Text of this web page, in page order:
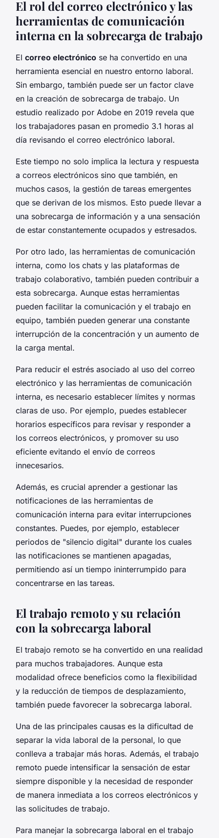
El rol del correo electrónico y las
herramientas de comunicación
interna en la sobrecarga de trabajo
El correo electrónico se ha convertido en una
herramienta esencial en nuestro entorno laboral.
Sin embargo, también puede ser un factor clave
en la creación de sobrecarga de trabajo. Un
estudio realizado por Adobe en 2019 revela que
los trabajadores pasan en promedio 3.1 horas al
día revisando el correo electrónico laboral.
Este tiempo no solo implica la lectura y respuesta
a correos electrónicos sino que también, en
muchos casos, la gestión de tareas emergentes
que se derivan de los mismos. Esto puede llevar a
una sobrecarga de información y a una sensación
de estar constantemente ocupados y estresados.
Por otro lado, las herramientas de comunicación
interna, como los chats y las plataformas de
trabajo colaborativo, también pueden contribuir a
esta sobrecarga. Aunque estas herramientas
pueden facilitar la comunicación y el trabajo en
equipo, también pueden generar una constante
interrupción de la concentración y un aumento de
la carga mental.
Para reducir el estrés asociado al uso del correo
electrónico y las herramientas de comunicación
interna, es necesario establecer límites y normas
claras de uso. Por ejemplo, puedes establecer
horarios específicos para revisar y responder a
los correos electrónicos, y promover su uso
eficiente evitando el envío de correos
innecesarios.
Además, es crucial aprender a gestionar las
notificaciones de las herramientas de
comunicación interna para evitar interrupciones
constantes. Puedes, por ejemplo, establecer
periodos de "silencio digital" durante los cuales
las notificaciones se mantienen apagadas,
permitiendo así un tiempo ininterrumpido para
concentrarse en las tareas.
El trabajo remoto y su relación
con la sobrecarga laboral
El trabajo remoto se ha convertido en una realidad
para muchos trabajadores. Aunque esta
modalidad ofrece beneficios como la flexibilidad
y la reducción de tiempos de desplazamiento,
también puede favorecer la sobrecarga laboral.
Una de las principales causas es la dificultad de
separar la vida laboral de la personal, lo que
conlleva a trabajar más horas. Además, el trabajo
remoto puede intensificar la sensación de estar
siempre disponible y la necesidad de responder
de manera inmediata a los correos electrónicos y
las solicitudes de trabajo.
Para manejar la sobrecarga laboral en el trabajo